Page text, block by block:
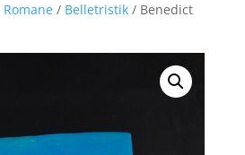
Romane/ Belletristik/ Benedict